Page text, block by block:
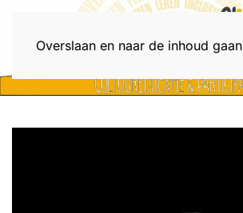
Overslaan en naar de inhoud gaan